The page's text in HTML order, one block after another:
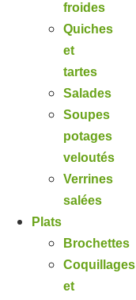
froides
Quiches
et
tartes
Salades
Soupes
potages
veloutés
Verrines
salées
Plats
Brochettes
Coquillages
et